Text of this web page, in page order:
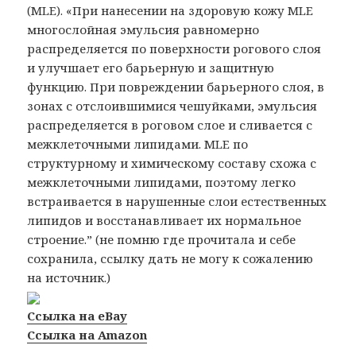
(MLE). «При нанесении на здоровую кожу MLE
многослойная эмульсия равномерно
распределяется по поверхности рогового слоя
и улучшает его барьерную и защитную
функцию. При повреждении барьерного слоя, в
зонах с отслоившимися чешуйками, эмульсия
распределяется в роговом слое и сливается с
межклеточными липидами. MLE по
структурному и химическому составу схожа с
межклеточными липидами, поэтому легко
встраивается в нарушенные слои естественных
липидов и восстанавливает их нормальное
строение.” (не помню где прочитала и себе
сохранила, ссылку дать не могу к сожалению
на источник.)
Ссылка на eBay
Ссылка на Amazon